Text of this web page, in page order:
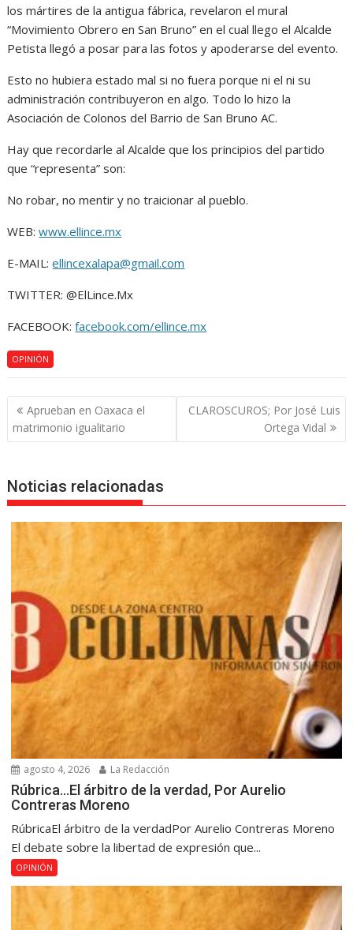
los mártires de la antigua fábrica, revelaron el mural
“Movimiento Obrero en San Bruno” en el cual llego el Alcalde
Petista llegó a posar para las fotos y apoderarse del evento.
Esto no hubiera estado mal si no fuera porque ni el ni su
administración contribuyeron en algo. Todo lo hizo la
Asociación de Colonos del Barrio de San Bruno AC.
Hay que recordarle al Alcalde que los principios del partido
que “representa” son:
No robar, no mentir y no traicionar al pueblo.
WEB:www.ellince.mx
E-MAIL:ellincexalapa@gmail.com
TWITTER: @ElLince.Mx
FACEBOOK:facebook.com/ellince.mx
OPINIÓN
Navegación
de
entradas
Aprueban en Oaxaca el
matrimonio igualitario
CLAROSCUROS; Por José Luis
Ortega Vidal
Noticias relacionadas
agosto 4, 2026 La Redacción
Rúbrica…El árbitro de la verdad, Por Aurelio
Contreras Moreno
RúbricaEl árbitro de la verdadPor Aurelio Contreras Moreno
El debate sobre la libertad de expresión que...
OPINIÓN